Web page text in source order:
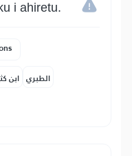
i ahiretu.
ابن الطبري